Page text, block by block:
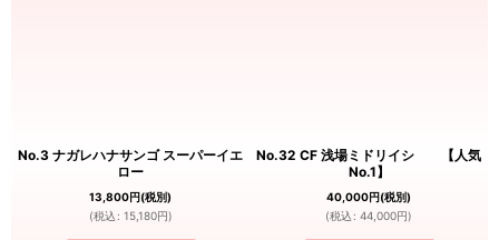
No.3 ナガレハナサンゴ スーパーイエ
ロー
13,800円(税別)
(税込 : 15,180円)
No.32 CF 浅場ミドリイシ 【人気
No.1】
40,000円(税別)
(税込 : 44,000円)